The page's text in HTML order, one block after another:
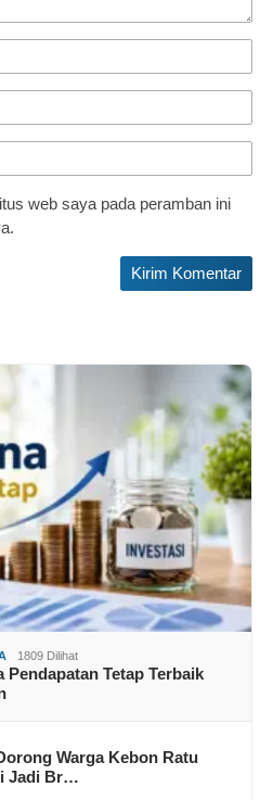
web saya pada peramban ini
1809 Dilihat
Pendapatan Tetap Terbaik
Warga Kebon Ratu
Jadi Br…